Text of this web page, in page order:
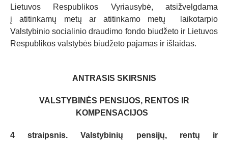
Lietuvos Respublikos Vyriausybė, atsižvelgdama
į atitinkamų metų ar atitinkamo metų laikotarpio
Valstybinio socialinio draudimo fondo biudžeto ir Lietuvos
Respublikos valstybės biudžeto pajamas ir išlaidas.
ANTRASIS SKIRSNIS
VALSTYBINĖS PENSIJOS, RENTOS IR
KOMPENSACIJOS
4 straipsnis. Valstybinių pensijų, rentų ir